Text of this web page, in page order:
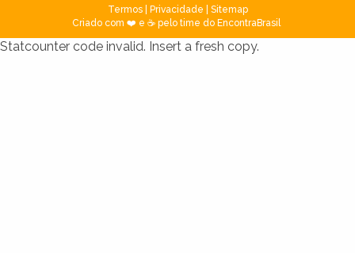
Termos| Privacidade
Sitemap
Criado com ❤️ e ☕ pelo time do EncontraBrasil
Statcounter code invalid. Insert a fresh copy.